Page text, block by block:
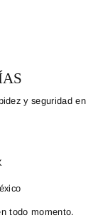
y seguridad en
todo momento.